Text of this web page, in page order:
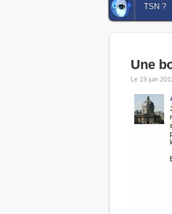
TSN ?
Une
Le 19 juin